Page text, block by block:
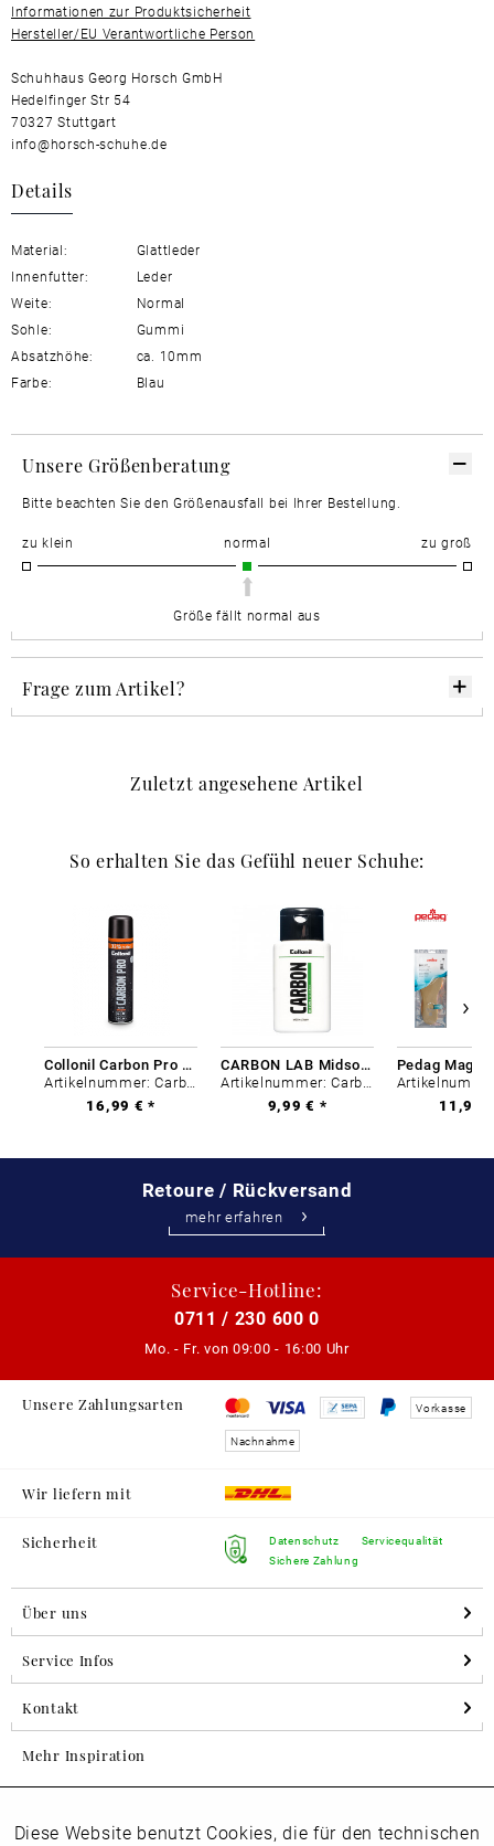
Informationen zur Produktsicherheit
Hersteller/EU Verantwortliche Person
Schuhhaus Georg Horsch GmbH
Hedelfinger Str 54
70327 Stuttgart
info@horsch-schuhe.de
Details
Material:
Glattleder
Innenfutter:
Leder
Weite:
Normal
Sohle:
Gummi
Absatzhöhe:
ca. 10mm
Farbe:
Blau
Unsere Größenberatung
Bitte beachten Sie den Größenausfall bei Ihrer Bestellung.
zu klein normal zu groß
Größe fällt normal aus
Frage zum Artikel?
Zuletzt angesehene Artikel
So erhalten Sie das Gefühl neuer Schuhe:
Collonil Carbon Pro 400 ml
Artikelnummer: Carbon-0
16,99 € *
CARBON LAB Midsole Cleaner
Artikelnummer: Carbon-0
9,99 € *
11,99
Retoure / Rückversand
mehr erfahren
Service-Hotline:
0711 / 230 600 0
Mo. - Fr. von 09:00 - 16:00 Uhr
Unsere Zahlungsarten Vorkasse
Nachnahme
Wir liefern mit
Sicherheit
Datenschutz
Sichere Zahlung
Servicequalität
Über uns
Service Infos
Kontakt
Mehr Inspiration
Folgen Sie uns auf Instagram
Funktionale Aktiv
Diese Website benutzt Cookies, die für den technischen